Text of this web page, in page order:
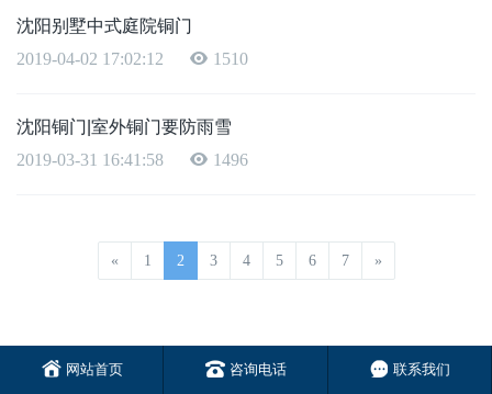
沈阳别墅中式庭院铜门​
2019-04-02 17:02:12
1510
沈阳铜门|室外铜门要防雨雪
2019-03-31 16:41:58
1496
« 1 2 3 4 5 6 7 »
网站首页 咨询电话 联系我们